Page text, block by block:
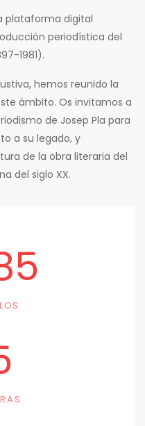
plataforma digital
periodística del
1981).
hemos reunido la
ámbito. Os invitamos a
de Josep Pla para
a su legado, y
de la obra literaria del
del siglo XX.